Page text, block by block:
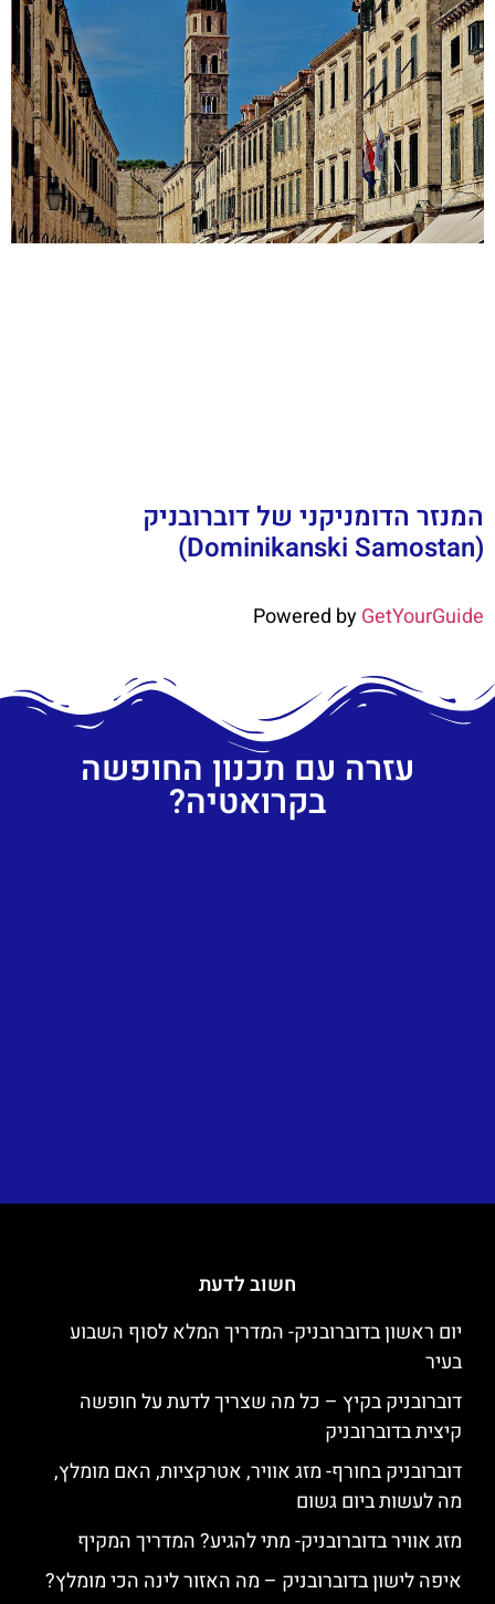
המנזר הדומניקני של דוברובניק
(Dominikanski Samostan)
Powered byGetYourGuide
עזרה עם תכנון החופשה
בקרואטיה?
חשוב לדעת
יום ראשון בדוברובניק- המדריך המלא לסוף השבוע
בעיר
דוברובניק בקיץ – כל מה שצריך לדעת על חופשה
קיצית בדוברובניק
דוברובניק בחורף- מזג אוויר, אטרקציות, האם מומלץ,
מה לעשות ביום גשום
מזג אוויר בדוברובניק- מתי להגיע? המדריך המקיף
איפה לישון בדוברובניק – מה האזור לינה הכי מומלץ?